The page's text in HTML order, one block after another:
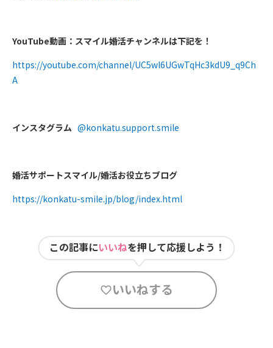
YouTube動画：スマイル婚活チャンネルは下記を！
https://youtube.com/channel/UC5wl6UGwTqHc3kdU9_q9Ch
A
インスタグラム @konkatu.support.smile
婚活サポートスマイル/婚活お役立ちブログ
https://konkatu-smile.jp/blog/index.html
この記事にいいねを押して応援しよう！
いいねする